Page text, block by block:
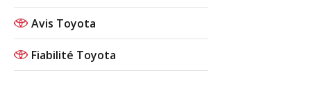
Avis Toyota
Fiabilité Toyota